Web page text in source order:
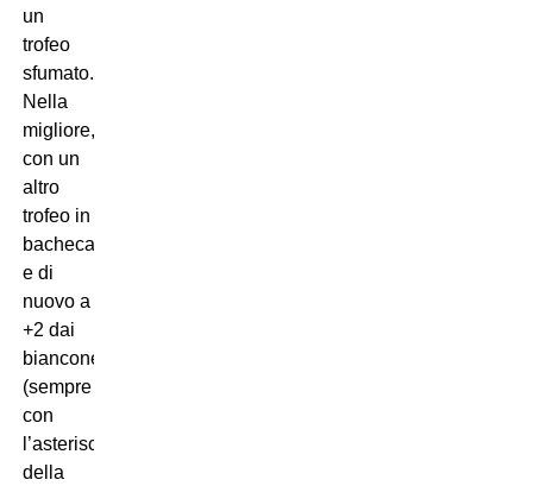
un
trofeo
sfumato.
Nella
migliore,
con un
altro
trofeo in
bacheca
e di
nuovo a
+2 dai
bianconeri
(sempre
con
l’asterisco
della